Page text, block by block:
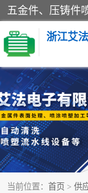
五金件、压铸件
浙江艾
当前位置： 首页 > 供
五金加工